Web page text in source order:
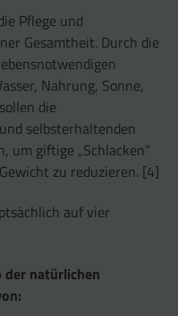
Pflege und
Gesamtheit. Durch die
Nahrung, Sonne,
die
selbsterhaltenden
um giftige „Schlacken“
zu reduzieren. [4]
auf vier
der natürlichen